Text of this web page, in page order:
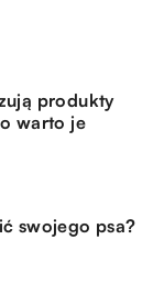
produkty
warto je
swojego psa?